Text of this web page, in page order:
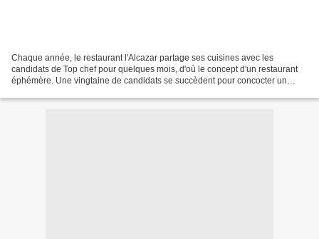
Chaque année, le restaurant l'Alcazar partage ses cuisines avec les
candidats de Top chef pour quelques mois, d'où le concept d'un restaurant
éphémère. Une vingtaine de candidats se succèdent pour concocter un